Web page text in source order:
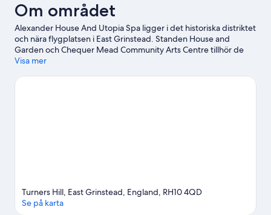
Om området
Alexander House And Utopia Spa ligger i det historiska distriktet
och nära flygplatsen i East Grinstead. Standen House and
Garden och Chequer Mead Community Arts Centre tillhör de
kulturella höjdpunkterna, och den som vill uppleva olika
Bullswood Skirmish Paintball Games. Tulley's Farm och Bluebell
Visa mer
Turners Hill, East Grinstead, England, RH10 4QD
Se på karta